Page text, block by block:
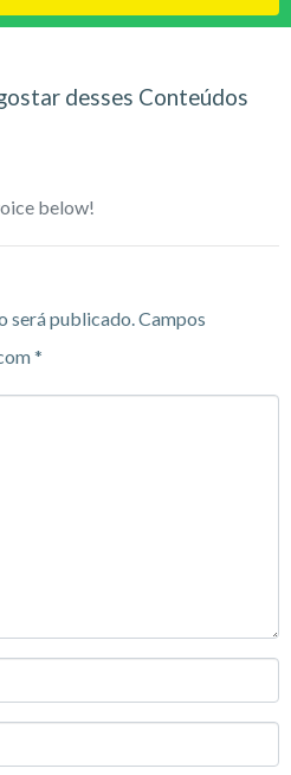
desses Conteúdos
below!
será publicado.Campos
*